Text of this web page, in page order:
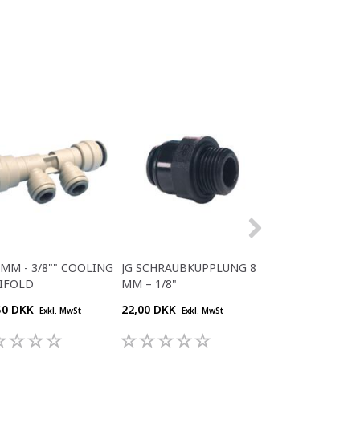
- 3/8"" COOLING
DKK Exkl. MwSt
JG SCHRAUBKUPPLUNG 8
MM – 1/8"
22,00 DKK Exkl. MwSt